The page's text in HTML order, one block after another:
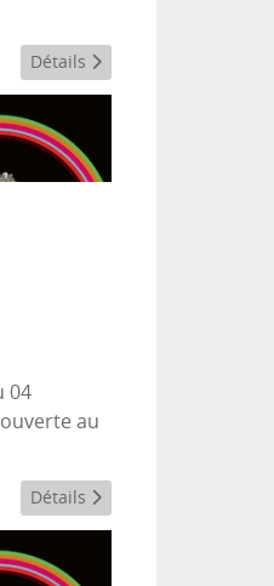
Détails
04
au
Détails